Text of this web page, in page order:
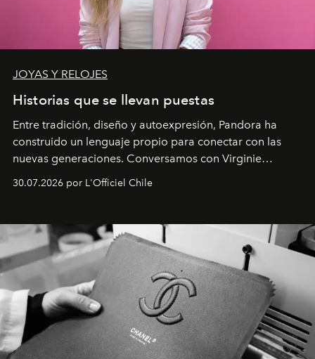
JOYAS Y RELOJES
Historias que se llevan puestas
Entre tradición, diseño y autoexpresión, Pandora ha
construido un lenguaje propio para conectar con las
nuevas generaciones. Conversamos con Virginie
Dubray, la responsable de marketing para
Latinoamérica, sobre identidad, cultura y el valor
30.07.2026 por L'Officiel Chile